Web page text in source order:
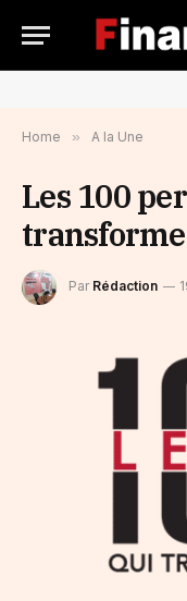
Home » A la Une
Les 100
Par Rédaction